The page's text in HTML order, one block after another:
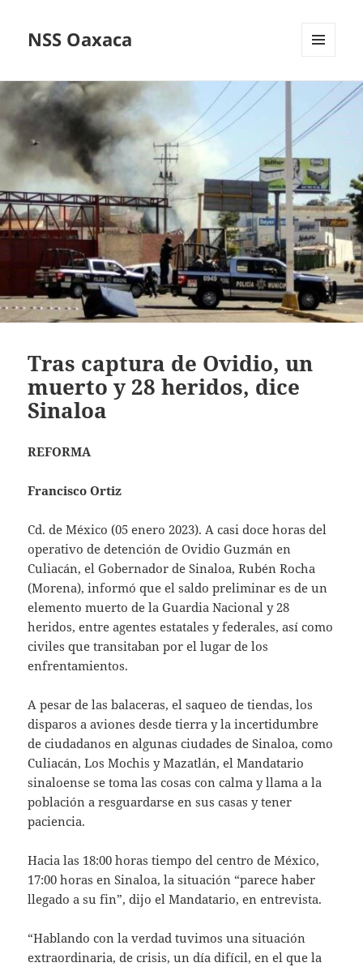
NSS Oaxaca
WIDGETS
Tras captura de Ovidio, un
muerto y 28 heridos, dice
Sinaloa
REFORMA
Francisco Ortiz
Cd. de México (05 enero 2023). A casi doce horas del
operativo de detención de Ovidio Guzmán en
Culiacán, el Gobernador de Sinaloa, Rubén Rocha
(Morena), informó que el saldo preliminar es de un
elemento muerto de la Guardia Nacional y 28
heridos, entre agentes estatales y federales, así como
civiles que transitaban por el lugar de los
enfrentamientos.
A pesar de las balaceras, el saqueo de tiendas, los
disparos a aviones desde tierra y la incertidumbre
de ciudadanos en algunas ciudades de Sinaloa, como
Culiacán, Los Mochis y Mazatlán, el Mandatario
sinaloense se toma las cosas con calma y llama a la
población a resguardarse en sus casas y tener
paciencia.
Hacia las 18:00 horas tiempo del centro de México,
17:00 horas en Sinaloa, la situación “parece haber
llegado a su fin”, dijo el Mandatario, en entrevista.
“Hablando con la verdad tuvimos una situación
extraordinaria, de crisis, un día difícil, en el que la